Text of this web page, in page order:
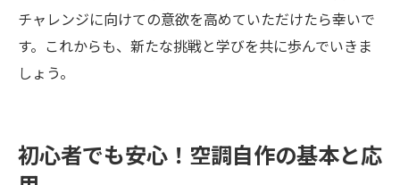
チャレンジに向けての意欲を高めていただけたら幸いで
す。これからも、新たな挑戦と学びを共に歩んでいきま
しょう。
初心者でも安心！空調自作の基本と応